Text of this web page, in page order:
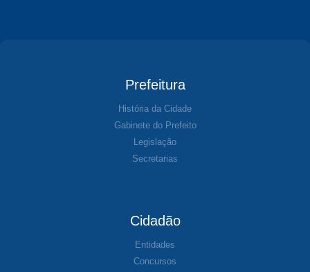
Prefeitura
História da Cidade
Gabinete do Prefeito
Legislação
Secretarias
Cidadão
Entidades
Concursos